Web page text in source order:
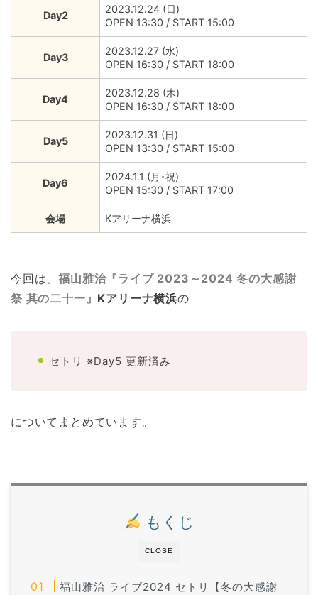
Day2
2023.12.24 (日)
OPEN 13:30 / START 15:00
Day3
2023.12.27 (水)
OPEN 16:30 / START 18:00
Day4
2023.12.28 (木)
OPEN 16:30 / START 18:00
Day5
2023.12.31 (日)
OPEN 13:30 / START 15:00
Day6
2024.1.1 (月･祝)
OPEN 15:30 / START 17:00
会場 Kアリーナ横浜
今回は、福山雅治『ライブ 2023～2024 冬の大感謝
祭 其の二十一』 Kアリーナ横浜の
セトリ ※Day5 更新済み
についてまとめています。
CLOSE
もくじ
福山雅治 ライブ2024 セトリ【冬の大感謝